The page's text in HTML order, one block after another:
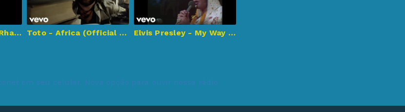
Queen – Bohemian Rhapsody (Official Video Remastered) Toto - Africa (Official HD Video) Elvis Presley - My Way (Aloha From Hawaii, Live in Honolulu, 1973)